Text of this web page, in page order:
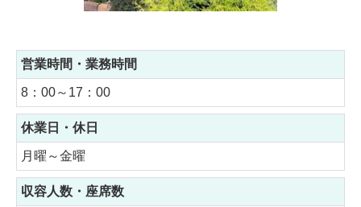
営業時間・業務時間
8：00～17：00
休業日・休日
月曜～金曜
収容人数・座席数